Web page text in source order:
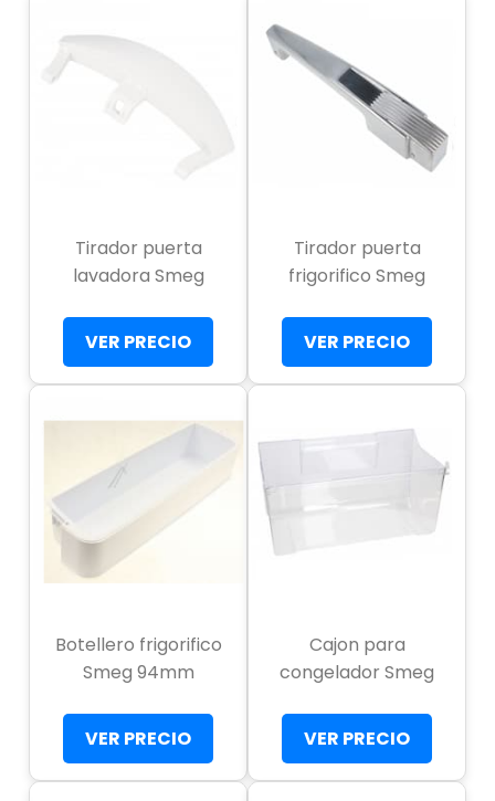
Tirador puerta
lavadora Smeg
VER PRECIO
Tirador puerta
frigorifico Smeg
VER PRECIO
Botellero frigorifico
Smeg 94mm
VER PRECIO
Cajon para
congelador Smeg
VER PRECIO